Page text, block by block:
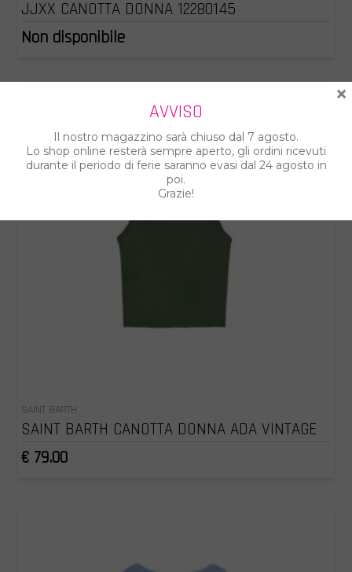
JJXX CANOTTA DONNA 12280145
Non disponibile
SAINT BARTH
SAINT BARTH CANOTTA DONNA ADA VINTAGE
€ 79.00
AVVISO
Il nostro magazzino sarà chiuso dal 7 agosto.
Lo shop online resterà sempre aperto, gli ordini ricevuti
durante il periodo di ferie saranno evasi dal 24 agosto in
poi.
Grazie!
×